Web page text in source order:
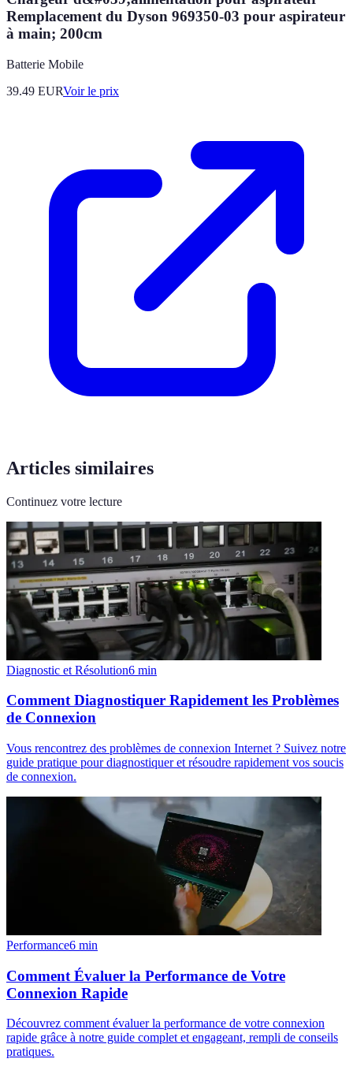
Remplacement du Dyson 969350-03 pour aspirateur
à main; 200cm
Batterie Mobile
39.49 EURVoir le prix
Articles similaires
Continuez votre lecture
Diagnostic et Résolution6 min
Comment Diagnostiquer Rapidement les Problèmes
de Connexion
Vous rencontrez des problèmes de connexion Internet ? Suivez notre
guide pratique pour diagnostiquer et résoudre rapidement vos soucis
de connexion.
Performance6 min
Comment Évaluer la Performance de Votre
Connexion Rapide
Découvrez comment évaluer la performance de votre connexion
rapide grâce à notre guide complet et engageant, rempli de conseils
pratiques.